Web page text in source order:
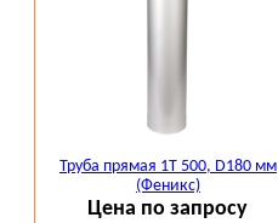
Труба прямая 1Т 500, D180 мм
(Феникс)
Цена по запросу